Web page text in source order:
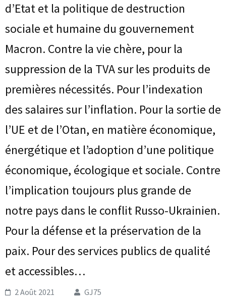
d’Etat et la politique de destruction
sociale et humaine du gouvernement
Macron. Contre la vie chère, pour la
suppression de la TVA sur les produits de
premières nécessités. Pour l’indexation
des salaires sur l’inflation. Pour la sortie de
l’UE et de l’Otan, en matière économique,
énergétique et l’adoption d’une politique
économique, écologique et sociale. Contre
l’implication toujours plus grande de
notre pays dans le conflit Russo-Ukrainien.
Pour la défense et la préservation de la
paix. Pour des services publics de qualité
et accessibles…
2 Août 2021 GJ75